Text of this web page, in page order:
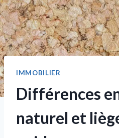
IMMOBILIER
Différences
naturel et